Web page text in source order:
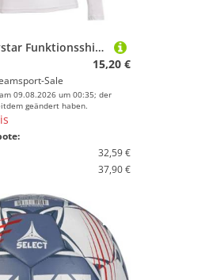
Select Derbystar Funktionsshirt Lang weiss x-large
15,20 €
Sale
09.08.2026 um 00:35; der
geändert haben.
32,59 €
37,90 €